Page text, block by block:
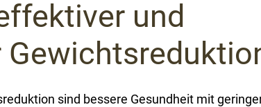
und
sind bessere Gesundheit mit